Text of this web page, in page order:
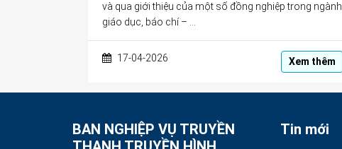
và qua giới thiệu của một số đồng nghiệp trong ngành
giáo dục, báo chí – …
17-04-2026 Xem thêm
BAN NGHIỆP VỤ TRUYỀN
Tin mới